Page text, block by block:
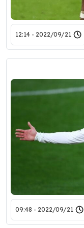
2022/09/21 - 12:14
2022/09/21 - 09:48